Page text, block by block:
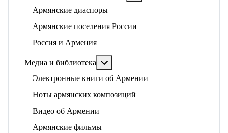
Армянские диаспоры
Армянские поселения России
Россия и Армения
Медиа и библиотека
Электронные книги об Армении
Ноты армянских композиций
Видео об Армении
Армянские фильмы